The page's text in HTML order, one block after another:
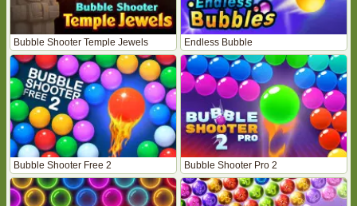
Bubble Shooter Temple Jewels Endless Bubble
Bubble Shooter Free 2 Bubble Shooter Pro 2